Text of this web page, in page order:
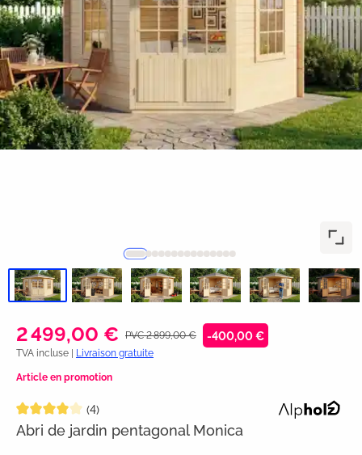
2 499,00 € PVC 2 899,00 € -400,00 €
TVA incluse | Livraison gratuite
Article en promotion
Note moyenne de 4 sur 5 étoiles
(4)
Abri de jardin pentagonal Monica